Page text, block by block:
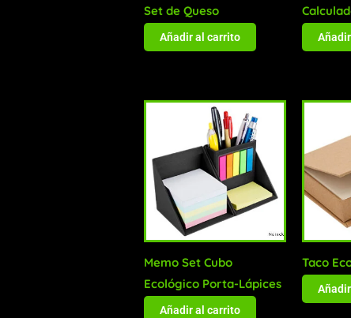
Set de Queso
Añadir al carrito
Memo Set Cubo
Ecológico Porta-Lápices
Añadir al carrito
Taco